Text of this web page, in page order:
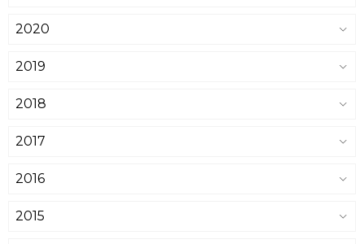
2020
2019
2018
2017
2016
2015